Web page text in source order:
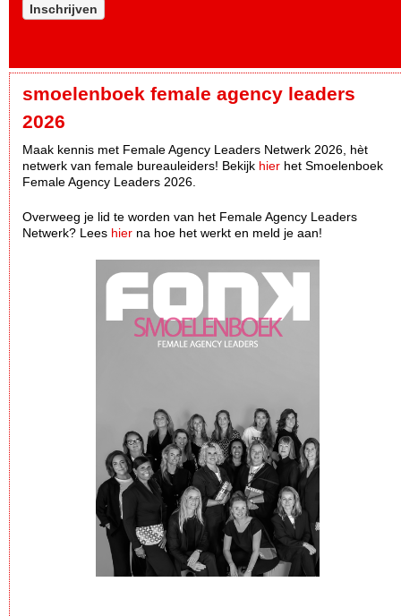
Inschrijven
smoelenboek female agency leaders
2026
Maak kennis met Female Agency Leaders Netwerk 2026, hèt
netwerk van female bureauleiders! Bekijk hier het Smoelenboek
Female Agency Leaders 2026.
Overweeg je lid te worden van het Female Agency Leaders
Netwerk? Lees hier na hoe het werkt en meld je aan!